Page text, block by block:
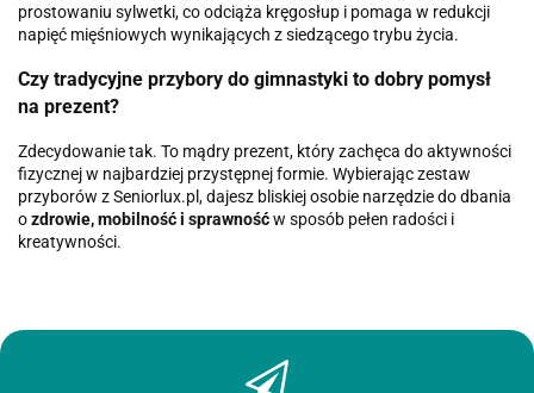
prostowaniu sylwetki, co odciąża kręgosłup i pomaga w redukcji
napięć mięśniowych wynikających z siedzącego trybu życia.
Czy tradycyjne przybory do gimnastyki to dobry pomysł
na prezent?
Zdecydowanie tak. To mądry prezent, który zachęca do aktywności
fizycznej w najbardziej przystępnej formie. Wybierając zestaw
przyborów z Seniorlux.pl, dajesz bliskiej osobie narzędzie do dbania
ozdrowie, mobilność i sprawnośćw sposób pełen radości i
kreatywności.